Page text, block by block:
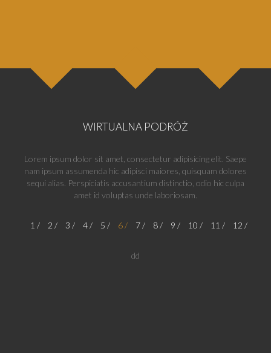
WIRTUALNA PODRÓŻ
Lorem ipsum dolor sit amet, consectetur adipisicing elit. Saepe
nam ipsum assumenda hic adipisci maiores, quisquam dolores
sequi alias. Perspiciatis accusantium distinctio, odio hic culpa
amet id voluptas unde laboriosam.
1 2 3 4 5 6 7 8 9 10 11 12
dd